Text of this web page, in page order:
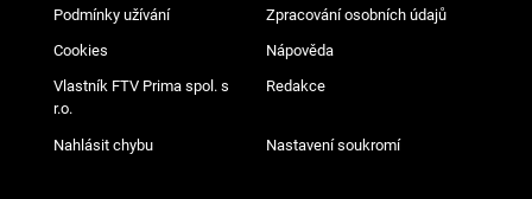
Podmínky užívání Zpracování osobních údajů
Cookies Nápověda
Vlastník FTV Prima spol. s
r.o.
Redakce
Nahlásit chybu Nastavení soukromí